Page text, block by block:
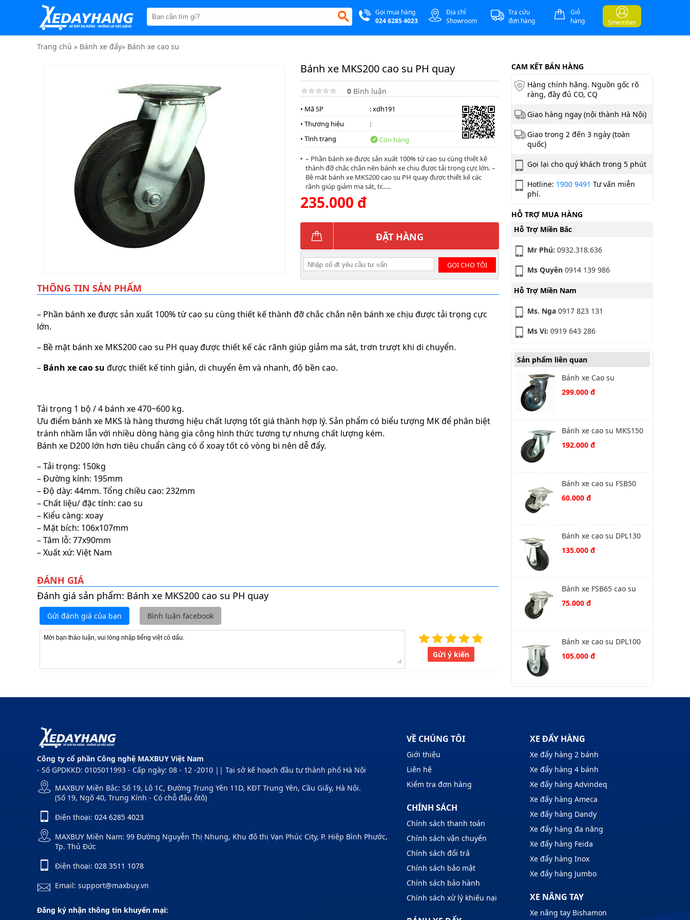
Gọi mua hàng
024 6285 4023
Địa chỉ
Showroom
Tra cứu
đơn hàng
Giỏ
hàng
Smember
Xe
Trang chủ » Bánh xe đẩy» Bánh xe cao su
Bánh xe MKS200 cao su PH quay
0 Bình luận
• Mã SP
: xdh191
• Thương hiệu
:
• Tình trạng
Còn hàng
– Phần bánh xe được sản xuất 100% từ cao su cùng thiết kế
thành đỡ chắc chắn nên bánh xe chịu được tải trọng cực lớn. –
Bề mặt bánh xe MKS200 cao su PH quay được thiết kế các
rãnh giúp giảm ma sát, tr......
235.000 đ
ĐẶT HÀNG
GỌI CHO TÔI
THÔNG TIN SẢN PHẨM
– Phần bánh xe được sản xuất 100% từ cao su cùng thiết kế thành đỡ chắc chắn nên bánh xe chịu được tải trọng cực
lớn.
– Bề mặt bánh xe MKS200 cao su PH quay được thiết kế các rãnh giúp giảm ma sát, trơn trượt khi di chuyển.
– Bánh xe cao su được thiết kế tinh giản, di chuyển êm và nhanh, độ bền cao.
Tải trọng 1 bộ / 4 bánh xe 470~600 kg.
Ưu điểm bánh xe MKS là hàng thương hiệu chất lượng tốt giá thành hợp lý. Sản phẩm có biểu tượng MK để phân biệt
tránh nhầm lẫn với nhiều dòng hàng gia công hình thức tương tự nhưng chất lượng kém.
Bánh xe D200 lớn hơn tiêu chuẩn càng có ổ xoay tốt có vòng bi nên dễ đẩy.
– Tải trọng: 150kg
– Đường kính: 195mm
– Độ dày: 44mm. Tổng chiều cao: 232mm
– Chất liệu/ đặc tính: cao su
– Kiểu càng: xoay
– Mặt bích: 106x107mm
– Tâm lỗ: 77x90mm
– Xuất xứ: Việt Nam
ĐÁNH GIÁ
Đánh giá sản phẩm: Bánh xe MKS200 cao su PH quay
Gửi đánh giá của bạn Bình luận facebook
Gửi ý kiến
CAM KẾT BÁN HÀNG
Hàng chính hãng. Nguồn gốc rõ
ràng, đầy đủ CO, CQ
Giao hàng ngay (nội thành Hà Nội)
Giao trong 2 đến 3 ngày (toàn
quốc)
Gọi lại cho quý khách trong 5 phút
Hotline: 1900 9491 Tư vấn miễn
phí.
HỖ TRỢ MUA HÀNG
Hỗ Trợ Miền Bắc
Mr Phú: 0932.318.636
Ms Quyên 0914 139 986
Hỗ Trợ Miền Nam
Ms. Nga 0917 823 131
Ms Vi: 0919 643 286
Sản phẩm liên quan
Bánh xe Cao su
661PRZ100J01 xoay
299.000 đ
Bánh xe cao su MKS150
MK xoay
192.000 đ
Bánh xe cao su FSB50
xoay khóa
60.000 đ
Bánh xe cao su DPL130
xoay
135.000 đ
Bánh xe FSB65 cao su
quay
75.000 đ
Bánh xe cao su DPL100
cố định
105.000 đ
Công ty cổ phần Công nghệ MAXBUY Việt Nam
- Số GPDKKD: 0105011993 - Cấp ngày: 08 - 12 -2010 || Tại sở kế hoạch đầu tư thành phố Hà Nội
MAXBUY Miền Bắc: Số 19, Lô 1C, Đường Trung Yên 11D, KĐT Trung Yên, Cầu Giấy, Hà Nội.
(Số 19, Ngõ 40, Trung Kính - Có chỗ đậu ôtô)
Điện thoại: 024 6285 4023
MAXBUY Miền Nam: 99 Đường Nguyễn Thị Nhung, Khu đô thị Vạn Phúc City, P. Hiệp Bình Phước,
Tp. Thủ Đức
Điện thoại: 028 3511 1078
Email: support@maxbuy.vn
Đăng ký nhận thông tin khuyến mại:
VỀ CHÚNG TÔI
Giới thiệu
Liên hệ
Kiểm tra đơn hàng
CHÍNH SÁCH
Chính sách thanh toán
Chính sách vận chuyển
Chính sách đổi trả
Chính sách bảo mật
Chính sách bảo hành
Chính sách xử lý khiếu nại
XE ĐẨY HÀNG
Xe đẩy hàng 2 bánh
Xe đẩy hàng 4 bánh
Xe đẩy hàng Advindeq
Xe đẩy hàng Ameca
Xe đẩy hàng Dandy
Xe đẩy hàng đa năng
Xe đẩy hàng Feida
Xe đẩy hàng Inox
Xe đẩy hàng Jumbo
XE NÂNG TAY
Xe nâng tay Bishamon